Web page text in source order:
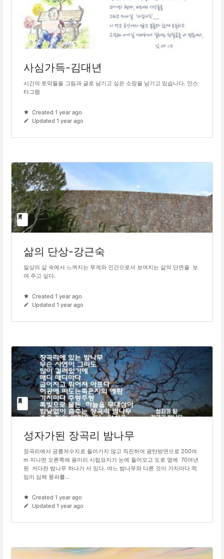
사심가득-김대년
시간의 토막들을 그림과 글로 남기고 싶은 소망을 남기고 있습니다. 인스
타그램
Created 1 year ago
Updated 1 year ago
삶의 단상-강근숙
일상의 삶 속에서 느껴지는 무게와 인간으로서 보여지는 삶의 단면을 보
여 주고 싶다.
Created 1 year ago
Updated 1 year ago
성자가된 장곡리 밤나무
장곡리에서 공릉저수지로 들어가지 않고 직진하여 광탄방면으로 200여
m 지나면 오른쪽에 용미리 시립묘지가 눈에 들어오고 도로 옆에 70여년
된 커다란 밤나무 하나가 서 있다. 여느 밤나무와 다른 것이 가지마다 꺽
임이 심해 풍파를...
Created 1 year ago
Updated 1 year ago